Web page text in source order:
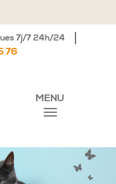
MENU
7j/7 24h/24
76